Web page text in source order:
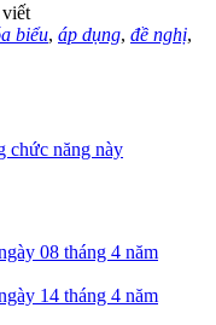
biểu, áp dụng, đề nghị,
chức năng này
08 tháng 4 năm
14 tháng 4 năm